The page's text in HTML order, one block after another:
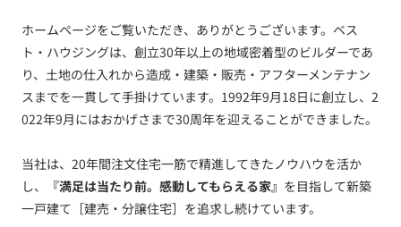
ホームページをご覧いただき、ありがとうございます。ベス
ト・ハウジングは、創立30年以上の地域密着型のビルダーであ
り、土地の仕入れから造成・建築・販売・アフターメンテナン
スまでを一貫して手掛けています。1992年9月18日に創立し、2
022年9月にはおかげさまで30周年を迎えることができました。
当社は、20年間注文住宅一筋で精進してきたノウハウを活か
し、
『満足は当たり前。感動してもらえる家』 を目指して新築
一戸建て［建売・分譲住宅］を追求し続けています。